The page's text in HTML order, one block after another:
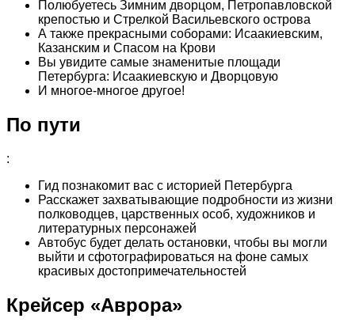
Полюбуетесь Зимним дворцом, Петропавловской
крепостью и Стрелкой Васильевского острова
А также прекрасными соборами: Исаакиевским,
Казанским и Спасом на Крови
Вы увидите самые знаменитые площади
Петербурга: Исаакиевскую и Дворцовую
И многое-многое другое!
По пути
:
Гид познакомит вас с историей Петербурга
Расскажет захватывающие подробности из жизни
полководцев, царственных особ, художников и
литературных персонажей
Автобус будет делать остановки, чтобы вы могли
выйти и сфотографироваться на фоне самых
красивых достопримечательностей
Крейсер «Аврора»